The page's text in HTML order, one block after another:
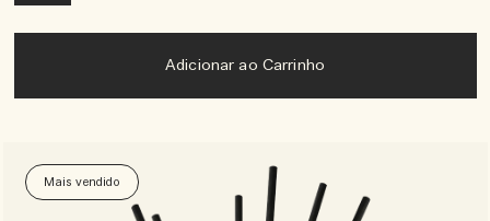
Adicionar ao Carrinho
Mais vendido